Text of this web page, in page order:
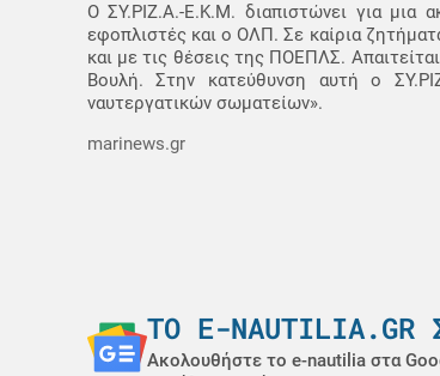
Ο ΣΥ.ΡΙΖ.Α.-Ε.Κ.Μ. διαπιστώνει για μια
εφοπλιστές και ο ΟΛΠ. Σε καίρια
και με τις θέσεις της ΠΟΕΠΛΣ.
Βουλή. Στην κατεύθυνση αυτή ο
ναυτεργατικών σωματείων».
marinews.gr
ΤΟ E-NAUTILIA.GR
Ακολουθήστε το e-nautilia στα